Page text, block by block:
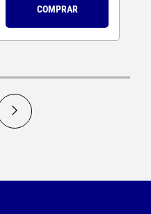
COMPRAR